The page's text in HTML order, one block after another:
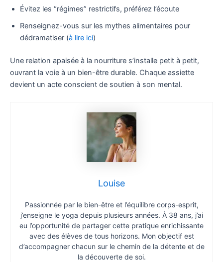
Évitez les “régimes” restrictifs, préférez l’écoute
Renseignez-vous sur les mythes alimentaires pour
dédramatiser (à lire ici)
Une relation apaisée à la nourriture s’installe petit à petit,
ouvrant la voie à un bien-être durable. Chaque assiette
devient un acte conscient de soutien à son mental.
Louise
Passionnée par le bien-être et l’équilibre corps-esprit,
j’enseigne le yoga depuis plusieurs années. À 38 ans, j’ai
eu l’opportunité de partager cette pratique enrichissante
avec des élèves de tous horizons. Mon objectif est
d’accompagner chacun sur le chemin de la détente et de
la découverte de soi.